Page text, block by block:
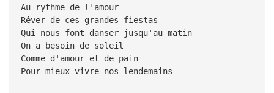
Au rythme de l'amour
Rêver de ces grandes fiestas
Qui nous font danser jusqu'au matin
On a besoin de soleil
Comme d'amour et de pain
Pour mieux vivre nos lendemains